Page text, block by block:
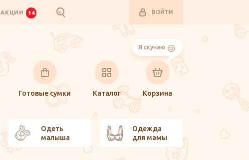
АКЦИИ 14 ВОЙТИ
Готовые сумки
Каталог
Я скучаю
Корзина
Одеть
малыша
Одежда
для мамы